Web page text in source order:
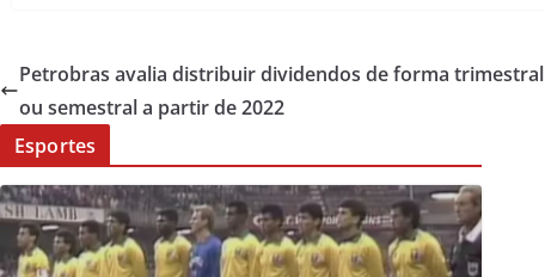
Petrobras avalia distribuir dividendos de forma trimestral
ou semestral a partir de 2022
Esportes